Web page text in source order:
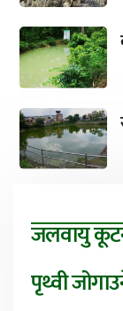
जलवायु
पृथ्वी